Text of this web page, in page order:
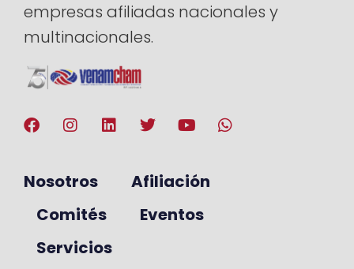
empresas afiliadas nacionales y
multinacionales.
Nosotros
Afiliación
Comités
Eventos
Servicios